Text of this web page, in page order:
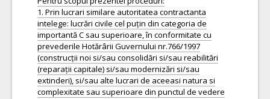
1. Prin lucrari similare autoritatea contractanta
intelege: lucrări civile cel puțin din categoria de
importantă C sau superioare, în conformitate cu
prevederile Hotărârii Guvernului nr.766/1997
(construcții noi si/sau consolidări si/sau reabilitări
(reparații capitale) si/sau modernizări si/sau
extinderi), si/sau alte lucrari de aceeasi natura si
complexitate sau superioare din punctul de vedere